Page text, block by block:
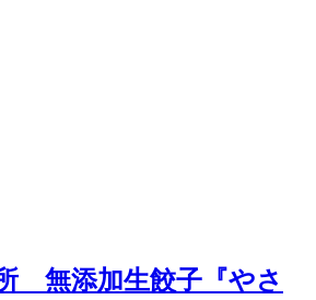
無添加生餃子『やさ